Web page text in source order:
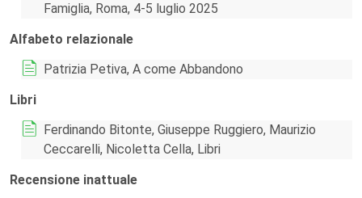
Famiglia, Roma, 4-5 luglio 2025
Alfabeto relazionale
Patrizia Petiva, A come Abbandono
Libri
Ferdinando Bitonte, Giuseppe Ruggiero, Maurizio
Ceccarelli, Nicoletta Cella, Libri
Recensione inattuale